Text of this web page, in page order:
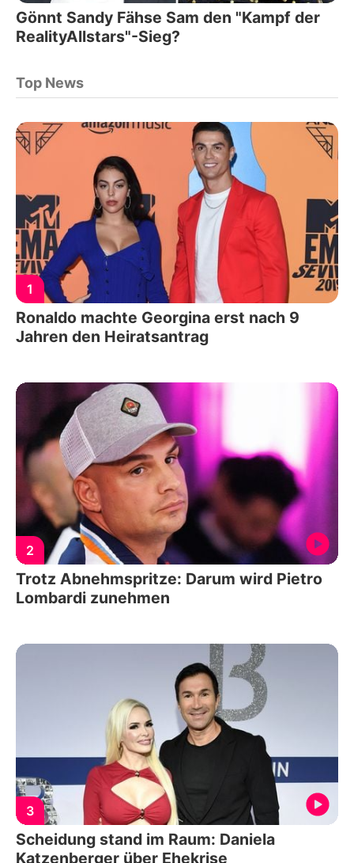
Gönnt Sandy Fähse Sam den "Kampf der
RealityAllstars"-Sieg?
Top News
1
Ronaldo machte Georgina erst nach 9
Jahren den Heiratsantrag
2
Trotz Abnehmspritze: Darum wird Pietro
Lombardi zunehmen
3
Scheidung stand im Raum: Daniela
Katzenberger über Ehekrise